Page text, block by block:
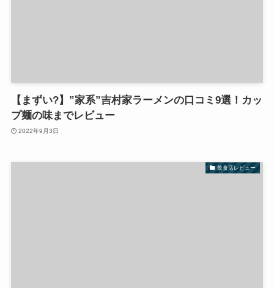
【まずい?】”家系”吉村家ラーメンの口コミ9選！カッ
プ麺の味までレビュー
2022年9月3日
飲食店レビュー